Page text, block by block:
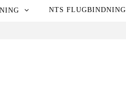
NTS FLUGBINDNING